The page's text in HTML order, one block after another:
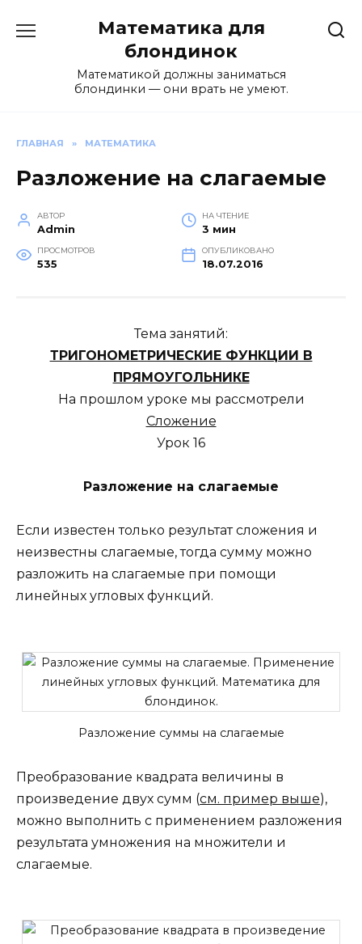
Математика для
блондинок
Математикой должны заниматься
блондинки — они врать не умеют.
ГЛАВНАЯ » МАТЕМАТИКА
Разложение на слагаемые
АВТОР
Admin
НА ЧТЕНИЕ
3 мин
ПРОСМОТРОВ
535
ОПУБЛИКОВАНО
18.07.2016
Тема занятий:
ТРИГОНОМЕТРИЧЕСКИЕ ФУНКЦИИ В
ПРЯМОУГОЛЬНИКЕ
На прошлом уроке мы рассмотрели
Сложение
Урок 16
Разложение на слагаемые
Если известен только результат сложения и
неизвестны слагаемые, тогда сумму можно
разложить на слагаемые при помощи
линейных угловых функций.
Разложение суммы на слагаемые
Преобразование квадрата величины в
произведение двух сумм (см. пример выше),
можно выполнить с применением разложения
результата умножения на множители и
слагаемые.